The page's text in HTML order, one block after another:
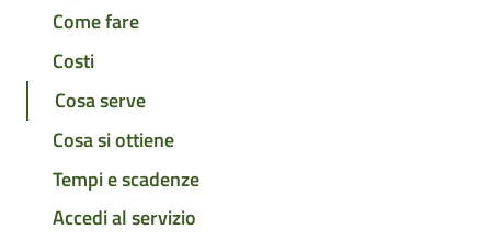
Come fare
Costi
Cosa serve
Cosa si ottiene
Tempi e scadenze
Accedi al servizio